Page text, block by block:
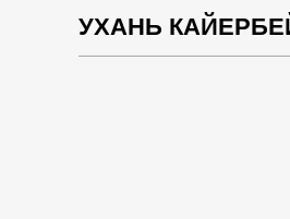
УХАНЬ КАЙЕРБЕЙ